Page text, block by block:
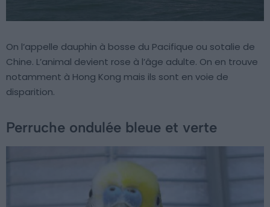
On l’appelle dauphin à bosse du Pacifique ou sotalie de
Chine. L’animal devient rose à l’âge adulte. On en trouve
notamment à Hong Kong mais ils sont en voie de
disparition.
Perruche ondulée bleue et verte